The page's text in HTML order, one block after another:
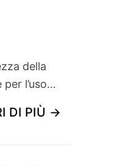
della
l’uso…
DI PIÙ →